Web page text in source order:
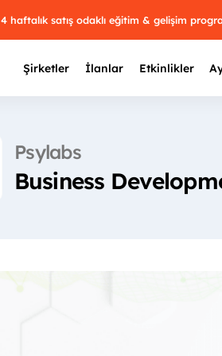
4 haftalık satış odaklı eğitim & gelişim
Şirketler İlanlar Etkinlikler
Psylabs
Business